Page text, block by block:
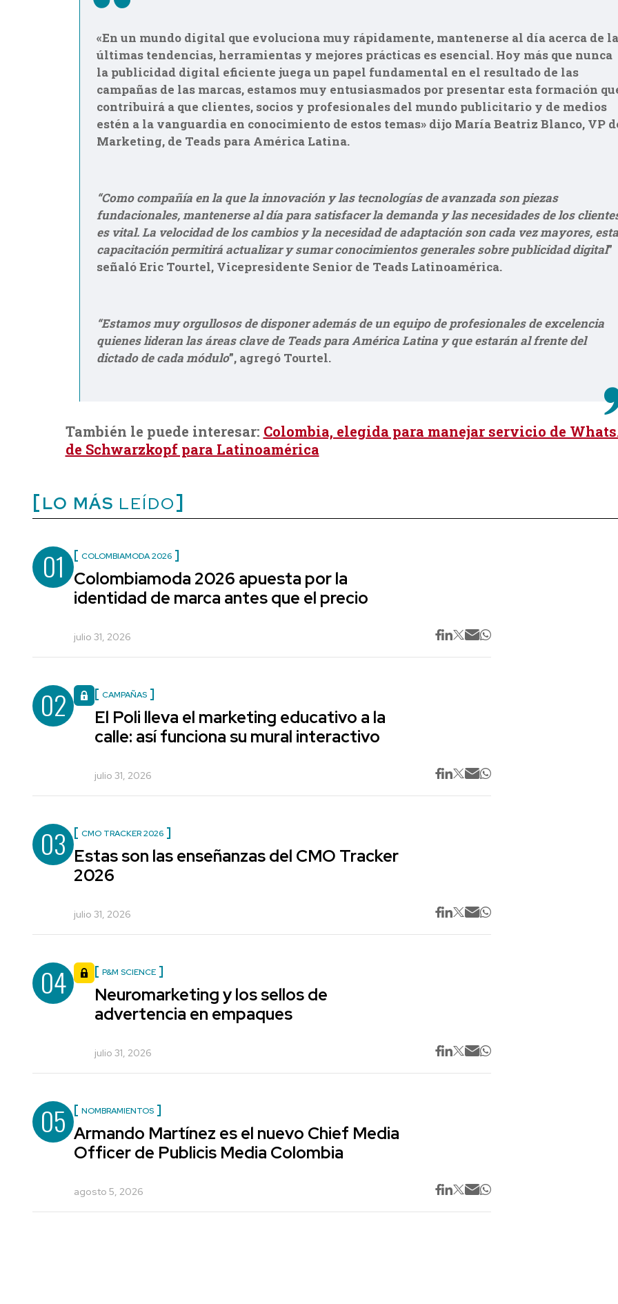
«En un mundo digital que evoluciona muy rápidamente, mantenerse al día acerca de
últimas tendencias, herramientas y mejores prácticas es esencial. Hoy más que nunca
la publicidad digital eficiente juega un papel fundamental en el resultado de las
campañas de las marcas, estamos muy entusiasmados por presentar esta formación
contribuirá a que clientes, socios y profesionales del mundo publicitario y de medios
estén a la vanguardia en conocimiento de estos temas» dijo María Beatriz Blanco, VP
Marketing, de Teads para América Latina.
“Como compañía en la que la innovación y las tecnologías de avanzada son piezas
fundacionales, mantenerse al día para satisfacer la demanda y las necesidades de los
es vital. La velocidad de los cambios y la necesidad de adaptación son cada vez mayores, esta
capacitación permitirá actualizar y sumar conocimientos generales sobre publicidad digital”
señaló Eric Tourtel, Vicepresidente Senior de Teads Latinoamérica.
“Estamos muy orgullosos de disponer además de un equipo de profesionales de excelencia
quienes lideran las áreas clave de Teads para América Latina y que estarán al frente del
dictado de cada módulo”, agregó Tourtel.
También le puede interesar: Colombia, elegida para manejar servicio de
de Schwarzkopf para Latinoamérica
LO MÁS LEÍDO
01 COLOMBIAMODA 2026
Colombiamoda 2026 apuesta por la
identidad de marca antes que el precio
julio 31, 2026
02 CAMPAÑAS
El Poli lleva el marketing educativo a la
calle: así funciona su mural interactivo
julio 31, 2026
03 CMO TRACKER 2026
Estas son las enseñanzas del CMO Tracker
2026
julio 31, 2026
04 P&M SCIENCE
Neuromarketing y los sellos de
advertencia en empaques
julio 31, 2026
05 NOMBRAMIENTOS
Armando Martínez es el nuevo Chief Media
Officer de Publicis Media Colombia
agosto 5, 2026